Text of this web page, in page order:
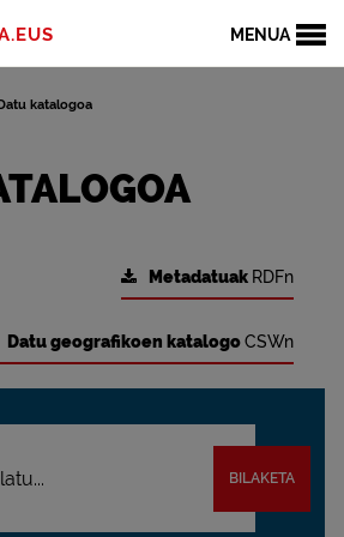
MENUA
katalogoa
Metadatuak RDFn
Datu geografikoen katalogoCSWn
BILAKETA